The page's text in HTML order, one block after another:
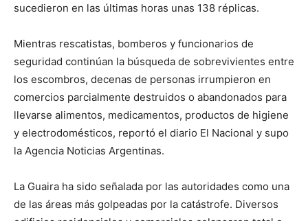
sucedieron en las últimas horas unas 138 réplicas.
Mientras rescatistas, bomberos y funcionarios de
seguridad continúan la búsqueda de sobrevivientes entre
los escombros, decenas de personas irrumpieron en
comercios parcialmente destruidos o abandonados para
llevarse alimentos, medicamentos, productos de higiene
y electrodomésticos, reportó el diario El Nacional y supo
la Agencia Noticias Argentinas.
La Guaira ha sido señalada por las autoridades como una
de las áreas más golpeadas por la catástrofe. Diversos